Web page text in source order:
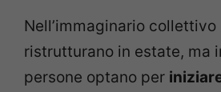
Nell’immaginario collettivo
ristrutturano in estate, ma
persone optano per